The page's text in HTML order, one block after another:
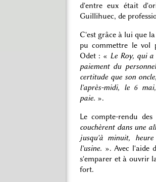
d'entre eux était
Guillihuec, de
C'est grâce à lui que
pu commettre le vol
Odet : « Le Roy, qui
paiement du
certitude que son
l'après-midi, le 6
paie. ».
Le compte-rendu
couchèrent dans une
jusqu'à minuit,
l'usine. ». Avec l'aide
s'emparer et à ouvrir
fort.